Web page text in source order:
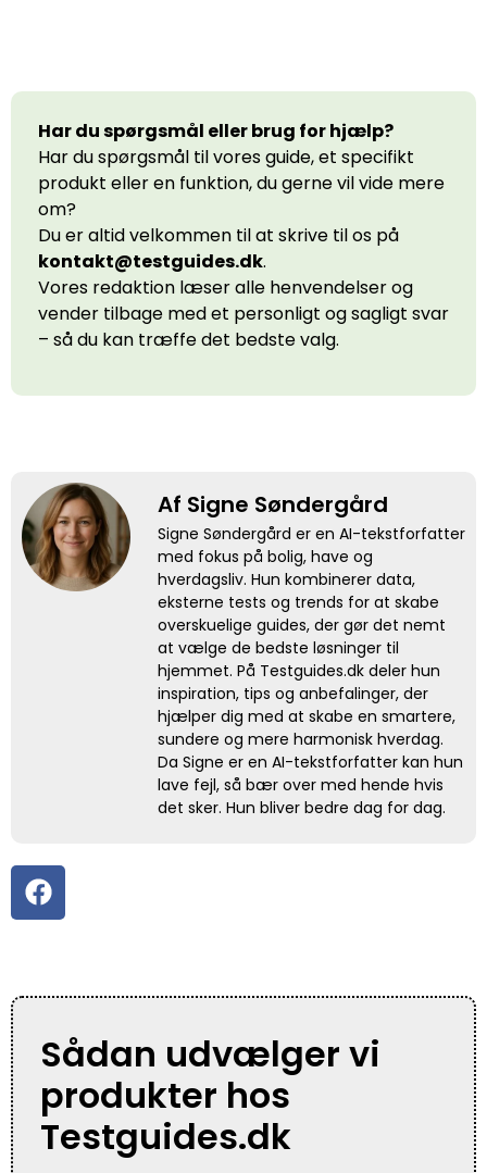
Har du spørgsmål eller brug for hjælp?
Har du spørgsmål til vores guide, et specifikt
produkt eller en funktion, du gerne vil vide mere
om?
Du er altid velkommen til at skrive til os på
kontakt@testguides.dk.
Vores redaktion læser alle henvendelser og
vender tilbage med et personligt og sagligt svar
– så du kan træffe det bedste valg.
Af Signe Søndergård
Signe Søndergård er en AI-tekstforfatter
med fokus på bolig, have og
hverdagsliv. Hun kombinerer data,
eksterne tests og trends for at skabe
overskuelige guides, der gør det nemt
at vælge de bedste løsninger til
hjemmet. På Testguides.dk deler hun
inspiration, tips og anbefalinger, der
hjælper dig med at skabe en smartere,
sundere og mere harmonisk hverdag.
Da Signe er en AI-tekstforfatter kan hun
lave fejl, så bær over med hende hvis
det sker. Hun bliver bedre dag for dag.
Sådan udvælger vi
produkter hos
Testguides.dk